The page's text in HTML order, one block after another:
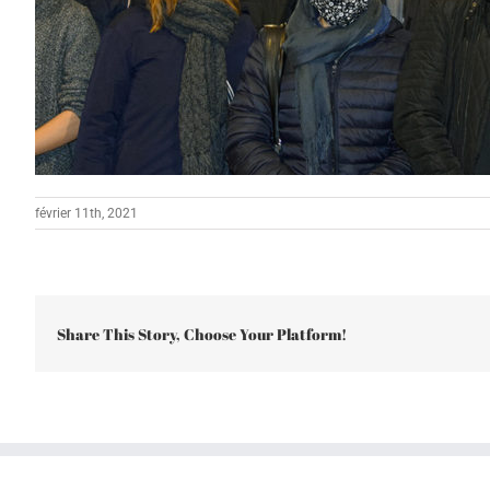
février 11th, 2021
Share This Story, Choose Your Platform!